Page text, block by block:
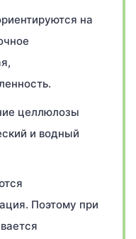
на
целлюлозы
и водный
Поэтому при